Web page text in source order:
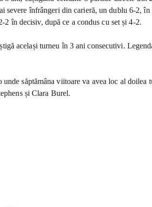
severe înfrângeri din carieră, un dublu 6-2,
în decisiv, după ce a condus cu set și 4-2.
același turneu în 3 ani consecutivi.
săptămâna viitoare va avea loc al doilea
și Clara Burel.